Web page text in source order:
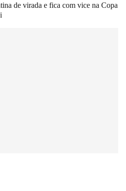
de virada e fica com vice na Copa